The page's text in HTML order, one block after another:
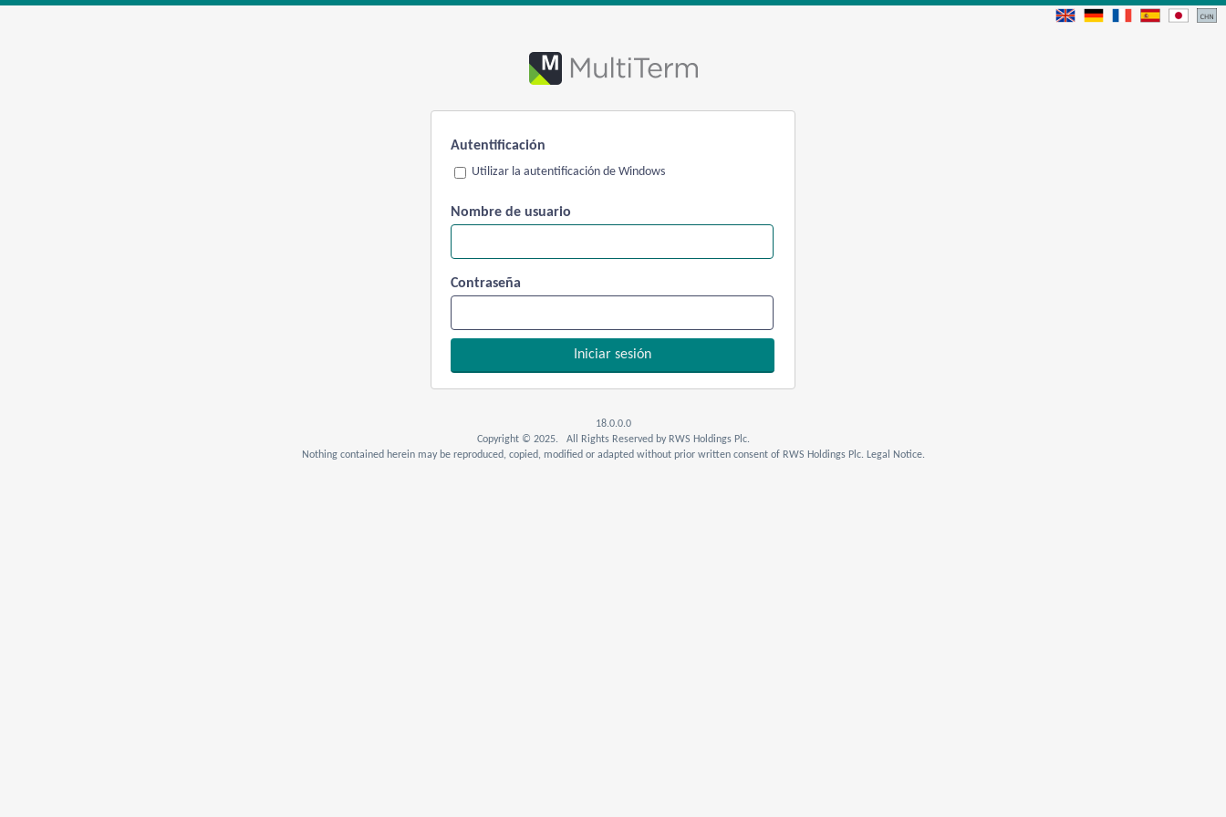
Autentificación
Utilizar la autentificación de Windows
Nombre de usuario
Contraseña
18.0.0.0
Copyright © 2025. All Rights Reserved by RWS Holdings Plc.
Nothing contained herein may be reproduced, copied, modified or adapted without prior written consent of RWS Holdings Plc. Legal Notice.